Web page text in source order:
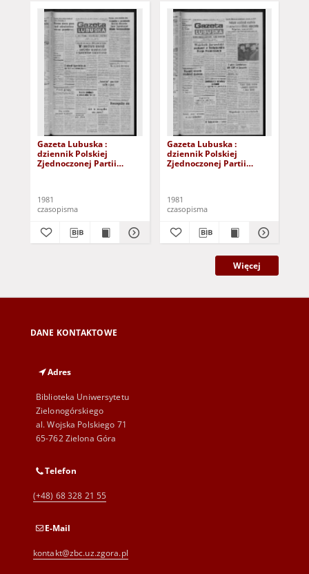
Gazeta Lubuska :
dziennik Polskiej
Zjednoczonej Partii
Wyd. A
1981
czasopisma
Gazeta Lubuska :
dziennik Polskiej
Zjednoczonej Partii
Wyd. A
1981
czasopisma
Więcej
DANE KONTAKTOWE
Adres
Biblioteka Uniwersytetu
Zielonogórskiego
al. Wojska Polskiego 71
65-762 Zielona Góra
Telefon
(+48) 68 328 21 55
E-Mail
kontakt@zbc.uz.zgora.pl